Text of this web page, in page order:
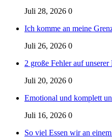
Juli 28, 2026 0
Ich komme an meine
Juli 26, 2026 0
2 große Fehler auf
Juli 20, 2026 0
Emotional und komplett
Juli 16, 2026 0
So viel Essen wir an